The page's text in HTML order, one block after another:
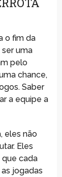
o fim da
uma
pelo
chance,
Saber
a equipe a
eles não
Eles
cada
jogadas